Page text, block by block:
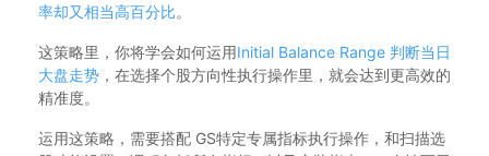
率却又相当高百分比。
这策略里，你将学会如何运用Initial Balance Range 判断当日
大盘走势 ，在选择个股方向性执行操作里，就会达到更高效的
精准度。
运用这策略，需要搭配 GS特定专属指标执行操作，和扫描选